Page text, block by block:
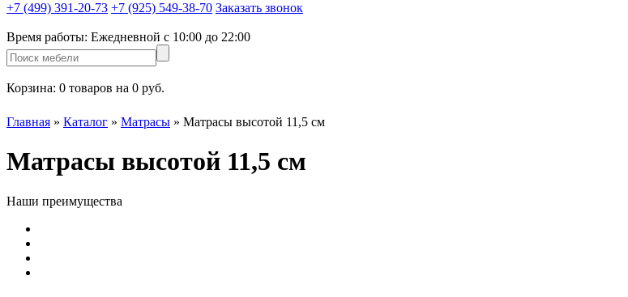
+7 (499) 391-20-73 +7 (925) 549-38-70 Заказать звонок
Время работы: Ежедневной c 10:00 до 22:00
Корзина: 0 товаров на 0 руб.
Главная » Каталог » Матрасы » Матрасы высотой 11,5 см
Матрасы высотой 11,5 см
Наши преимущества